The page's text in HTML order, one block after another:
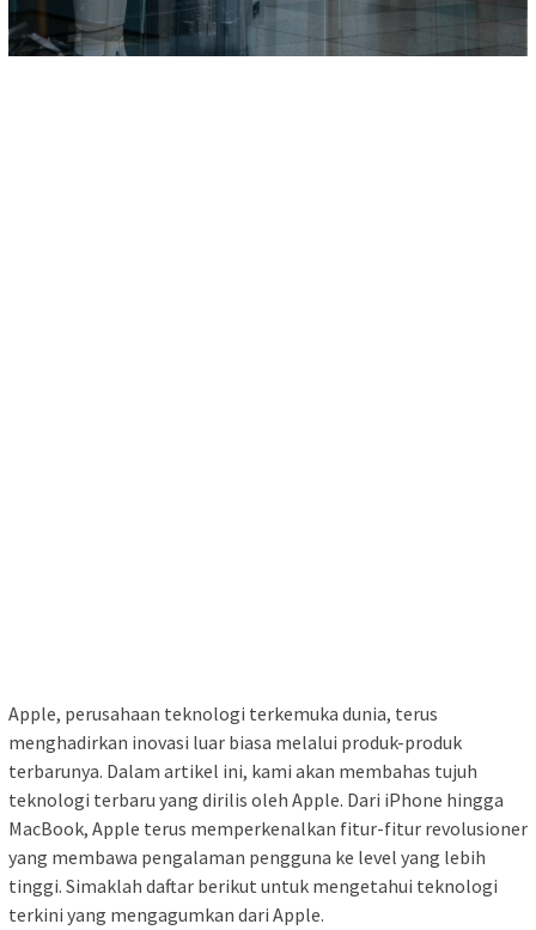
Apple, perusahaan teknologi terkemuka dunia, terus
menghadirkan inovasi luar biasa melalui produk-produk
terbarunya. Dalam artikel ini, kami akan membahas tujuh
teknologi terbaru yang dirilis oleh Apple. Dari iPhone hingga
MacBook, Apple terus memperkenalkan fitur-fitur revolusioner
yang membawa pengalaman pengguna ke level yang lebih
tinggi. Simaklah daftar berikut untuk mengetahui teknologi
terkini yang mengagumkan dari Apple.